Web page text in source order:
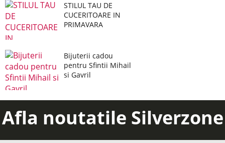
STILUL TAU DE
CUCERITOARE IN
PRIMAVARA
Bijuterii cadou
pentru Sfintii Mihail
si Gavril
Afla noutatile Silverzone